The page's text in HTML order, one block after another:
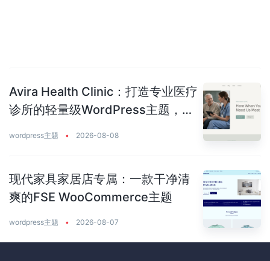
Avira Health Clinic：打造专业医疗
诊所的轻量级WordPress主题，让
wordpress主题 • 2026-08-08
现代家具家居店专属：一款干净清
爽的FSE WooCommerce主题
wordpress主题 • 2026-08-07